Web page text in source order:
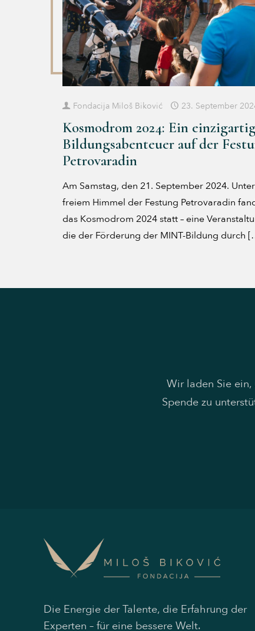
Fondacija Miloš Biković 23. September
Kosmodrom 2024: Ein
Bildungsabenteuer auf der
Petrovaradin
Am Samstag, den 21. September 2024. Unter
freiem Himmel der Festung Petrovaradin
das Kosmodrom 2024 statt – eine
die der Förderung der MINT-Bildung durch
Wir laden Sie
Spende zu
Die Energie der Talente, die Erfahrung der
Experten – für eine bessere Welt.